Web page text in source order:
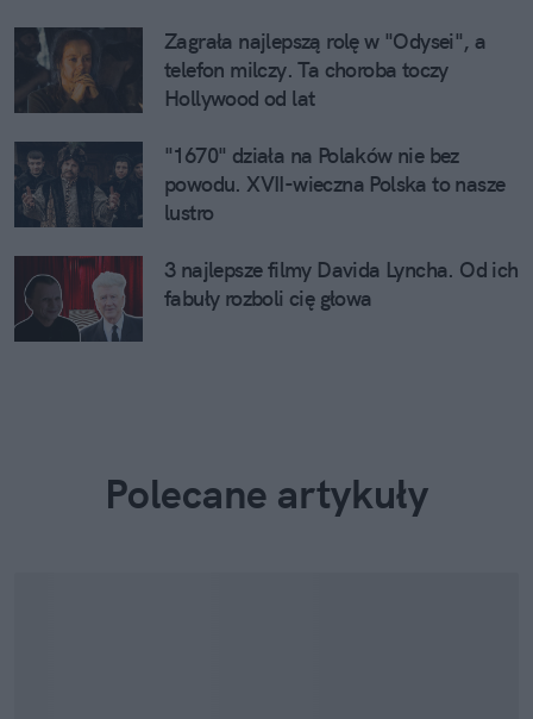
Zagrała najlepszą rolę w "Odysei", a
telefon milczy. Ta choroba toczy
Hollywood od lat
"1670" działa na Polaków nie bez
powodu. XVII-wieczna Polska to nasze
lustro
3 najlepsze filmy Davida Lyncha. Od ich
fabuły rozboli cię głowa
Polecane artykuły